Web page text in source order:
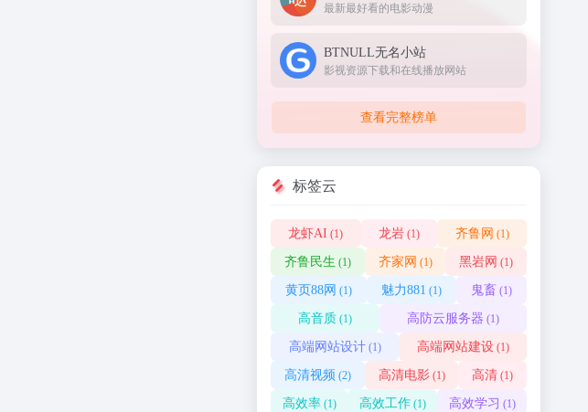
最新最好看的电影动漫
BTNULL无名小站
影视资源下载和在线播放网站
查看完整榜单
标签云
龙虾AI (1) 龙岩 (1) 齐鲁网 (1)
齐鲁民生 (1) 齐家网 (1) 黑岩网 (1)
黄页88网 (1) 魅力881 (1) 鬼畜 (1)
高音质 (1) 高防云服务器 (1)
高端网站设计(1) 高端网站建设(1)
高清视频 (2) 高清电影(1) 高清 (1)
高效率(1) 高效工作(1) 高效学习 (1)